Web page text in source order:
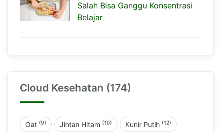
Salah Bisa Ganggu Konsentrasi
Belajar
Cloud Kesehatan (174)
Oat (9) Jintan Hitam (10) Kunir Putih (12)